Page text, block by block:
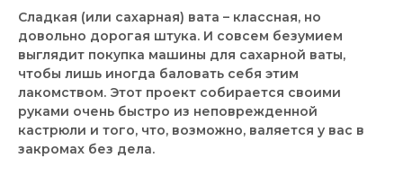
Сладкая (или сахарная) вата – классная, но
довольно дорогая штука. И совсем безумием
выглядит покупка машины для сахарной ваты,
чтобы лишь иногда баловать себя этим
лакомством. Этот проект собирается своими
руками очень быстро из неповрежденной
кастрюли и того, что, возможно, валяется у вас в
закромах без дела.